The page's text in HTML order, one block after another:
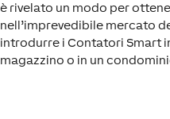
è rivelato un modo per
nell’imprevedibile mercato
introdurre i Contatori Smart
magazzino o in un